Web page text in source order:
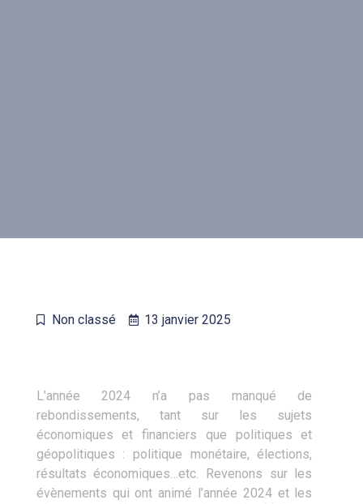
Non classé 13 janvier 2025
L’année 2024 n’a pas manqué de
rebondissements, tant sur les sujets
économiques et financiers que politiques et
géopolitiques : politique monétaire, élections,
résultats économiques…etc. Revenons sur les
évènements qui ont animé l’année 2024 et les